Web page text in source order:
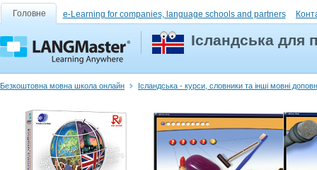
Головне e-Learning for companies, language schools and partners
Ісландська для
Безкоштовна мовна школа онлайн Ісландська - курси, словники та інші мовні